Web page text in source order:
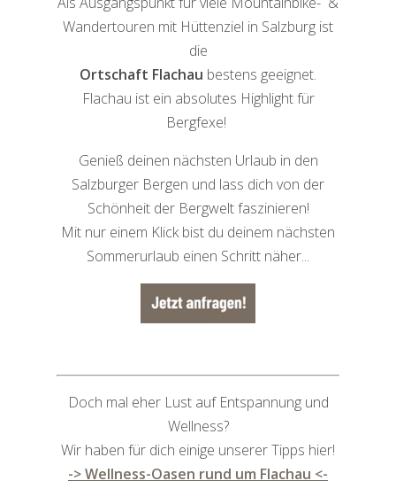
Wandertouren mit Hüttenziel in Salzburg ist
die
Ortschaft Flachau bestens geeignet.
Flachau ist ein absolutes Highlight für
Bergfexe!
Genieß deinen nächsten Urlaub in den
Salzburger Bergen und lass dich von der
Schönheit der Bergwelt faszinieren!
Mit nur einem Klick bist du deinem nächsten
Sommerurlaub einen Schritt näher...
Doch mal eher Lust auf Entspannung und
Wellness?
Wir haben für dich einige unserer Tipps hier!
-> Wellness-Oasen rund um Flachau <-